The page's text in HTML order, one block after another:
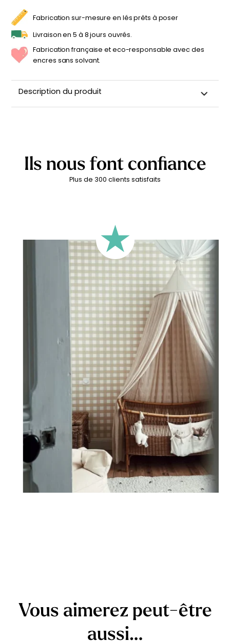
Fabrication sur-mesure en lés prêts à poser
Livraison en 5 à 8 jours ouvrés.
Fabrication française et eco-responsable avec des
encres sans solvant.
Description du produit
Repositionnable jusqu'à 2 ans sans laisser de résidus
d'adhésif
Finition lin mat
encres éco-solvants
de l’environnement
Spécifications Techniques :
Votre sticker personnalisé pour enfant est imprimé sur un
vinyle adhésif de haute qualité pour vous permettre
pose simple et rapidedu sticker. Pratique et multi-
usage, le sticker peut être apposé sur un mur, une vitrine, un
miroir, un meuble ou tout autre surface plane et lisse. Vous
souhaitez commander un sticker pour décorer la chambre
de votre enfant ? Renseignez le prénom de l’enfant avant
d’ajouter le produit à votre panier. Tous les caractères sont
importants : Accents, majuscules, minuscules, espaces etc.
Important : La longueur du sticker peut varier en fonction de
la taille du prénom. Veuillez vous fier à la hauteur du sticker.
Votre sticker personnalisé est imprimé dans nos ateliers en
France, emballé avec soin puis expédié sous 5 à 8 jours
ouvrés. Quand votre sticker est expédié, vous recevez une
confirmation de livraison par e-mail.
Conseils de pose
Les stickers se posent sur des surfaces lisses, planes,
propres. Évitez les surfaces poreuses ou granuleuses ainsi
que les murs fraîchement peints ou laqués (ou attendez
minimum 3 à 4 semaines avant l’application).
Ils nous font confiance
Plus de 300 clients satisfaits
Vous aimerez peut-être
aussi…